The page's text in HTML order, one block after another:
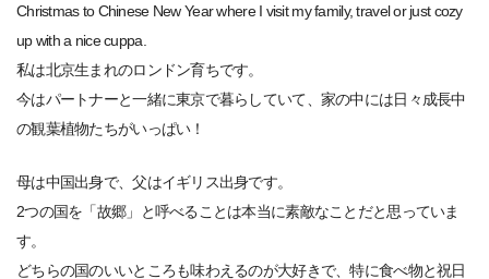
Christmas to Chinese New Year where I visit my family, travel or just cozy
up with a nice cuppa.
私は北京生まれのロンドン育ちです。
今はパートナーと一緒に東京で暮らしていて、家の中には日々成長中
の観葉植物たちがいっぱい！
母は中国出身で、父はイギリス出身です。
2つの国を「故郷」と呼べることは本当に素敵なことだと思っていま
す。
どちらの国のいいところも味わえるのが大好きで、特に食べ物と祝日